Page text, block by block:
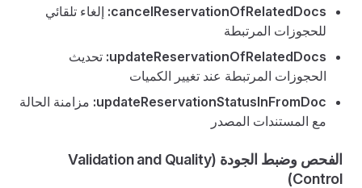
cancelReservationOfRelatedDocs: إلغاء تلقائي
للحجوزات المرتبطة
updateReservationOfRelatedDocs: تحديث
الحجوزات المرتبطة عند تغيير الكميات
updateReservationStatusInFromDoc: مزامنة الحالة
مع المستندات المصدر
الفحص وضبط الجودة (Validation and Quality
Control)